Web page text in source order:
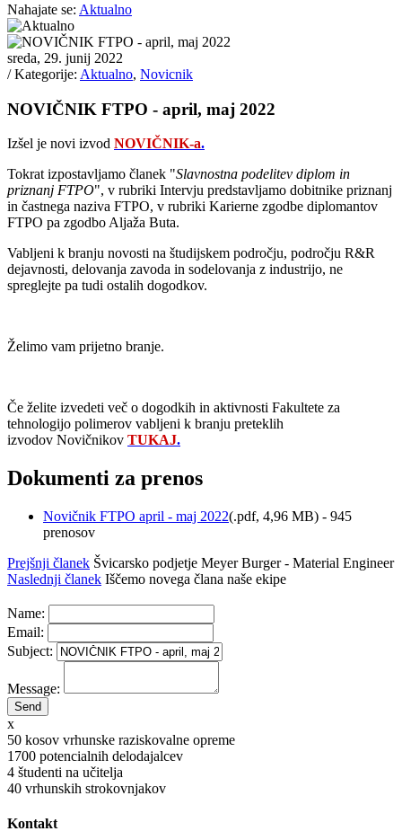
Nahajate se: Aktualno
sreda, 29. junij 2022
/ Kategorije: Aktualno, Novicnik
NOVIČNIK FTPO - april, maj 2022
Izšel je novi izvod NOVIČNIK-a.
Tokrat izpostavljamo članek "Slavnostna podelitev diplom in
priznanj FTPO", v rubriki Intervju predstavljamo dobitnike priznanj
in častnega naziva FTPO, v rubriki Karierne zgodbe diplomantov
FTPO pa zgodbo Aljaža Buta.
Vabljeni k branju novosti na študijskem področju, področju R&R
dejavnosti, delovanja zavoda in sodelovanja z industrijo, ne
spreglejte pa tudi ostalih dogodkov.
Želimo vam prijetno branje.
Če želite izvedeti več o dogodkih in aktivnosti Fakultete za
tehnologijo polimerov vabljeni k branju preteklih
izvodov Novičnikov TUKAJ.
Dokumenti za prenos
Novičnik FTPO april - maj 2022(.pdf, 4,96 MB) - 945
prenosov
Prejšnji članek Švicarsko podjetje Meyer Burger - Material Engineer
Naslednji članek Iščemo novega člana naše ekipe
Name:
Email:
Subject:
Message:
x
50 kosov vrhunske raziskovalne opreme
1700 potencialnih delodajalcev
4 študenti na učitelja
40 vrhunskih strokovnjakov
Kontakt